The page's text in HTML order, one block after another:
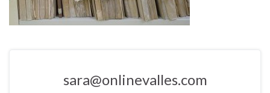
sara@onlinevalles.com